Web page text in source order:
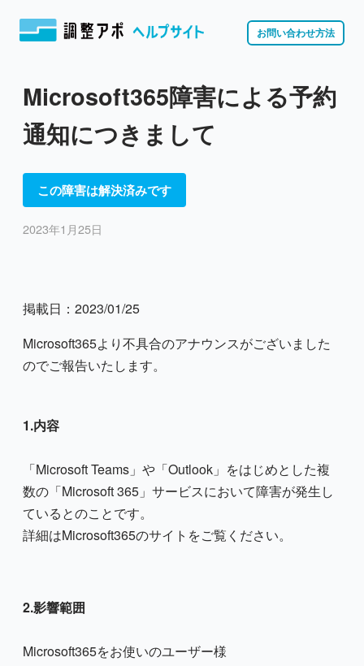
お問い合わせ方法
Microsoft365障害による予約
通知につきまして
この障害は解決済みです
2023年1月25日
掲載日：2023/01/25
Microsoft365より不具合のアナウンスがございました
のでご報告いたします。
1.内容
「Microsoft Teams」や「Outlook」をはじめとした複
数の「Microsoft 365」サービスにおいて障害が発生し
ているとのことです。
詳細はMicrosoft365のサイトをご覧ください。
2.影響範囲
Microsoft365をお使いのユーザー様